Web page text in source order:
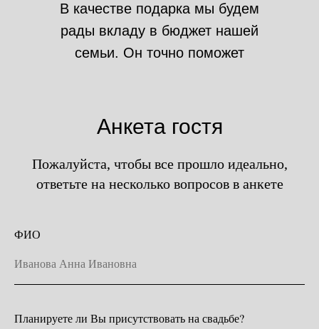
Девушки
В качестве подарка мы будем
рады вкладу в бюджет нашей
семьи. Он точно поможет
Анкета гостя
Пожалуйста, чтобы все прошло идеально,
ответьте на несколько вопросов в анкете
ФИО
Планируете ли Вы присутствовать на свадьбе?